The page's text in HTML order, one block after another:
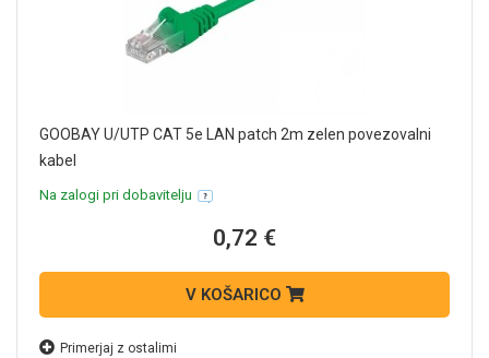
GOOBAY U/UTP CAT 5e LAN patch 2m zelen povezovalni
kabel
Na zalogi pri dobavitelju
0,72 €
V KOŠARICO
Primerjaj z ostalimi